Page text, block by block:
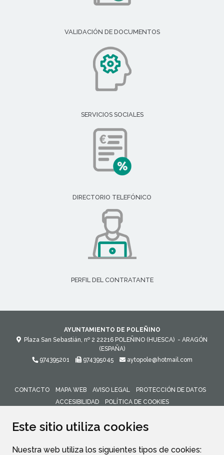
Este sitio utiliza cookies
Nuestra web utiliza los siguientes tipos de cookies:
VALIDACIÓN DE DOCUMENTOS
SERVICIOS SOCIALES
DIRECTORIO TELEFÓNICO
PERFIL DEL CONTRATANTE
AYUNTAMIENTO DE POLEÑINO
Plaza San Sebastián, nº 2 22216 POLEÑINO (HUESCA) - ARAGÓN
(ESPAÑA)
974395201
974395045 aytopole@hotmail.com
CONTACTO MAPA WEB AVISO LEGAL
PROTECCIÓN DE DATOS
ACCESIBILIDAD
POLÍTICA DE COOKIES